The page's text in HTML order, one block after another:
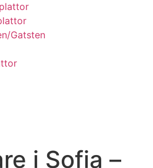
Gatsten
i Sofia –